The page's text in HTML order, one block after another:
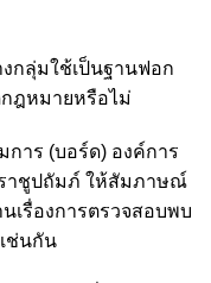
กลุ่มใช้เป็นฐานฟอก
ดกฎหมายหรือไม่
าร (บอร์ด) องค์การ
าชูปถัมภ์ ให้สัมภาษณ์
เรื่องการตรวจสอบพบ
ช่นกัน